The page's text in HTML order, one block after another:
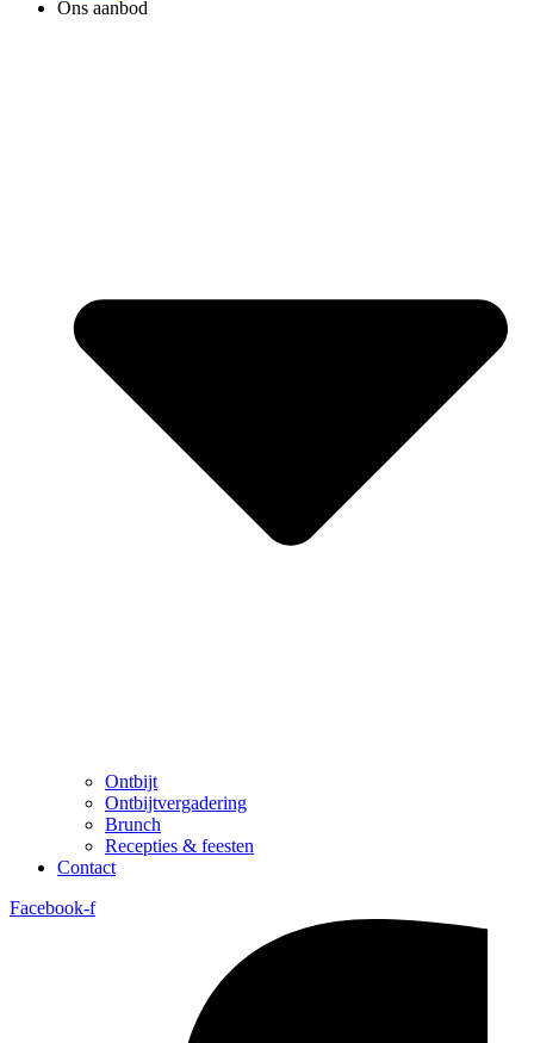
Ons aanbod
Ontbijt
Ontbijtvergadering
Brunch
Recepties & feesten
Contact
Facebook-f